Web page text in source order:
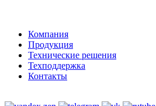
Компания
Продукция
Технические решения
Техподдержка
Контакты